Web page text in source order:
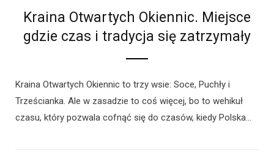
Kraina Otwartych Okiennic. Miejsce
gdzie czas i tradycja się zatrzymały
Kraina Otwartych Okiennic to trzy wsie: Soce, Puchły i
Trześcianka. Ale w zasadzie to coś więcej, bo to wehikuł
czasu, który pozwala cofnąć się do czasów, kiedy Polska…